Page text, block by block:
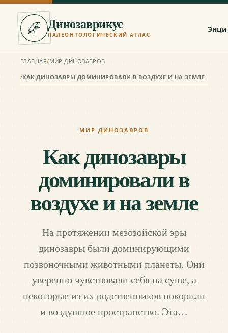
Динозаврикус
ПАЛЕОНТОЛОГИЧЕСКИЙ АТЛАС
ГЛАВНАЯ/МИР ДИНОЗАВРОВ
/КАК ДИНОЗАВРЫ ДОМИНИРОВАЛИ В ВОЗДУХЕ И НА ЗЕМЛЕ
МИР ДИНОЗАВРОВ
Как динозавры
доминировали в
воздухе и на земле
На протяжении мезозойской эры
динозавры были доминирующими
позвоночными животными планеты. Они
уверенно чувствовали себя на суше, а
некоторые из их родственников покорили
и воздушное пространство. Эта…